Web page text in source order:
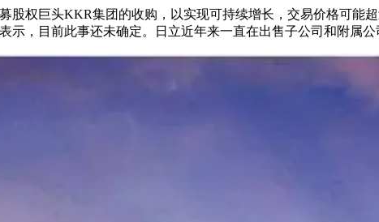
巨头KKR集团的收购，以实现可持续增长，交易价格可能超
，目前此事还未确定。日立近年来一直在出售子公司和附属公